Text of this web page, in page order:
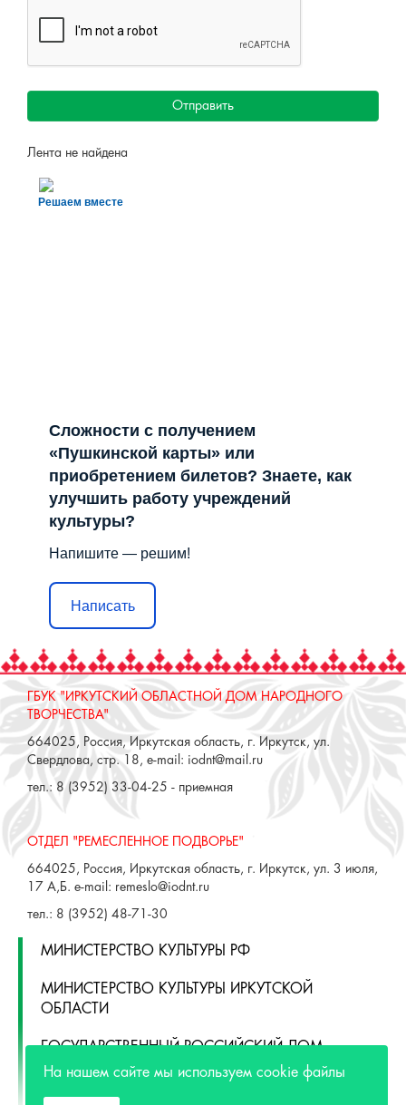
ОБРАТНАЯ СВЯЗЬ
Лента не найдена
Решаем вместе
Сложности с получением
«Пушкинской карты» или
приобретением билетов? Знаете, как
улучшить работу учреждений
Напишите — решим!
Написать
ГБУК "ИРКУТСКИЙ ОБЛАСТНОЙ ДОМ НАРОДНОГО
ТВОРЧЕСТВА"
Свердлова, стр. 18, e-mail: iodnt@mail.ru
тел.: 8 (3952) 33-04-25 - приемная
На нашем сайте мы используем cookie файлы